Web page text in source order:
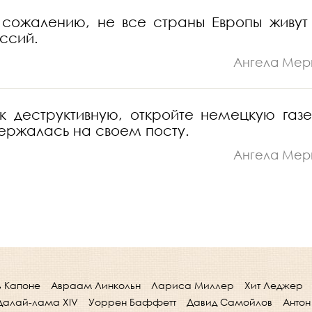
не все страны Европы живут
Ангела
откройте немецкую
на своем посту.
Ангела
Капоне Авраам Линкольн Лариса Миллер
Хит Леджер
лама XIV Уоррен Баффетт Давид Самойлов